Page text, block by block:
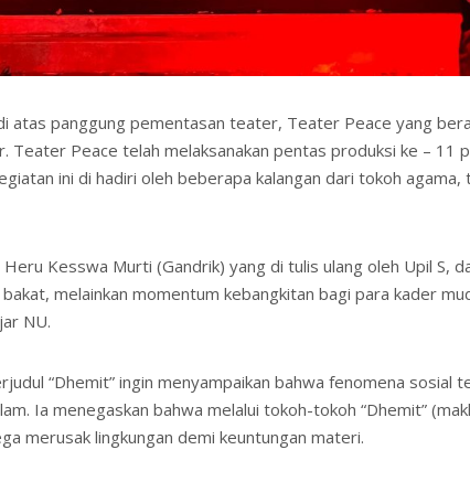
atas panggung pementasan teater, Teater Peace yang
Teater Peace telah melaksanakan pentas produksi ke – 11
ini di hadiri oleh beberapa kalangan dari tokoh
Kesswa Murti (Gandrik) yang di tulis ulang oleh Upil S,
melainkan momentum kebangkitan bagi para kader
NU.
“Dhemit” ingin menyampaikan bahwa fenomena
Ia menegaskan bahwa melalui tokoh-tokoh “Dhemit”
merusak lingkungan demi keuntungan materi.